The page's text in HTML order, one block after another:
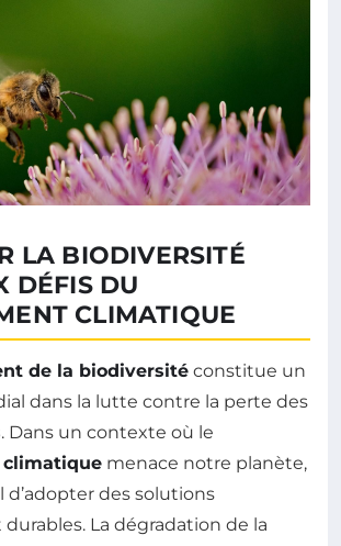
LA BIODIVERSITÉ
DÉFIS DU
CLIMATIQUE
de la biodiversité constitue un
dans la lutte contre la perte des
. Dans un contexte où le
menace notre planète,
d’adopter des solutions
La dégradation de la